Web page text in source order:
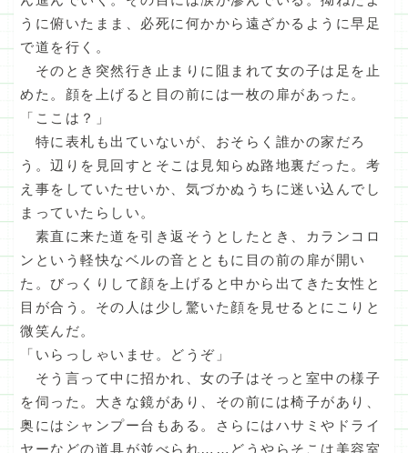
うに俯いたまま、必死に何かから遠ざかるように早足
で道を行く。
そのとき突然行き止まりに阻まれて女の子は足を止
めた。顔を上げると目の前には一枚の扉があった。
「ここは？」
特に表札も出ていないが、おそらく誰かの家だろ
う。辺りを見回すとそこは見知らぬ路地裏だった。考
え事をしていたせいか、気づかぬうちに迷い込んでし
まっていたらしい。
素直に来た道を引き返そうとしたとき、カランコロ
ンという軽快なベルの音とともに目の前の扉が開い
た。びっくりして顔を上げると中から出てきた女性と
目が合う。その人は少し驚いた顔を見せるとにこりと
微笑んだ。
「いらっしゃいませ。どうぞ」
そう言って中に招かれ、女の子はそっと室中の様子
を伺った。大きな鏡があり、その前には椅子があり、
奥にはシャンプー台もある。さらにはハサミやドライ
ヤーなどの道具が並べられ……どうやらそこは美容室